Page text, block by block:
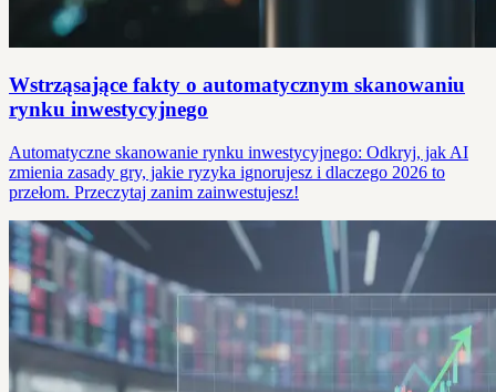
Wstrząsające fakty o automatycznym skanowaniu
rynku inwestycyjnego
Automatyczne skanowanie rynku inwestycyjnego: Odkryj, jak AI
zmienia zasady gry, jakie ryzyka ignorujesz i dlaczego 2026 to
przełom. Przeczytaj zanim zainwestujesz!